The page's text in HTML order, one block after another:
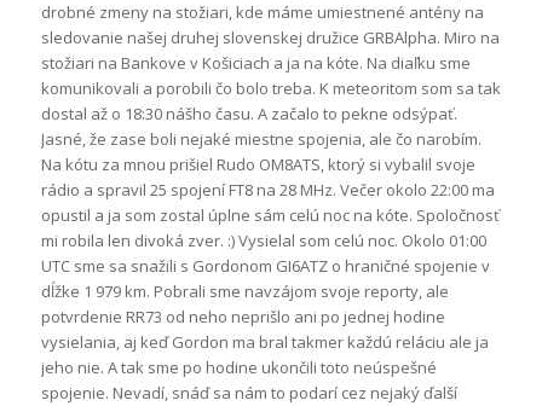
drobné zmeny na stožiari, kde máme umiestnené antény na
sledovanie našej druhej slovenskej družice GRBAlpha. Miro na
stožiari na Bankove v Košiciach a ja na kóte. Na diaľku sme
komunikovali a porobili čo bolo treba. K meteoritom som sa tak
dostal až o 18:30 nášho času. A začalo to pekne odsýpať.
Jasné, že zase boli nejaké miestne spojenia, ale čo narobím.
Na kótu za mnou prišiel Rudo OM8ATS, ktorý si vybalil svoje
rádio a spravil 25 spojení FT8 na 28 MHz. Večer okolo 22:00 ma
opustil a ja som zostal úplne sám celú noc na kóte. Spoločnosť
mi robila len divoká zver. :) Vysielal som celú noc. Okolo 01:00
UTC sme sa snažili s Gordonom GI6ATZ o hraničné spojenie v
dĺžke 1 979 km. Pobrali sme navzájom svoje reporty, ale
potvrdenie RR73 od neho neprišlo ani po jednej hodine
vysielania, aj keď Gordon ma bral takmer každú reláciu ale ja
jeho nie. A tak sme po hodine ukončili toto neúspešné
spojenie. Nevadí, snáď sa nám to podarí cez nejaký ďalší